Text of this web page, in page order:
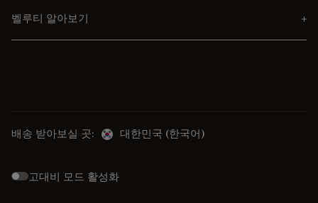
벨루티 알아보기
배송 받아보실 곳: 대한민국 (한국어)
고대비 모드 활성화